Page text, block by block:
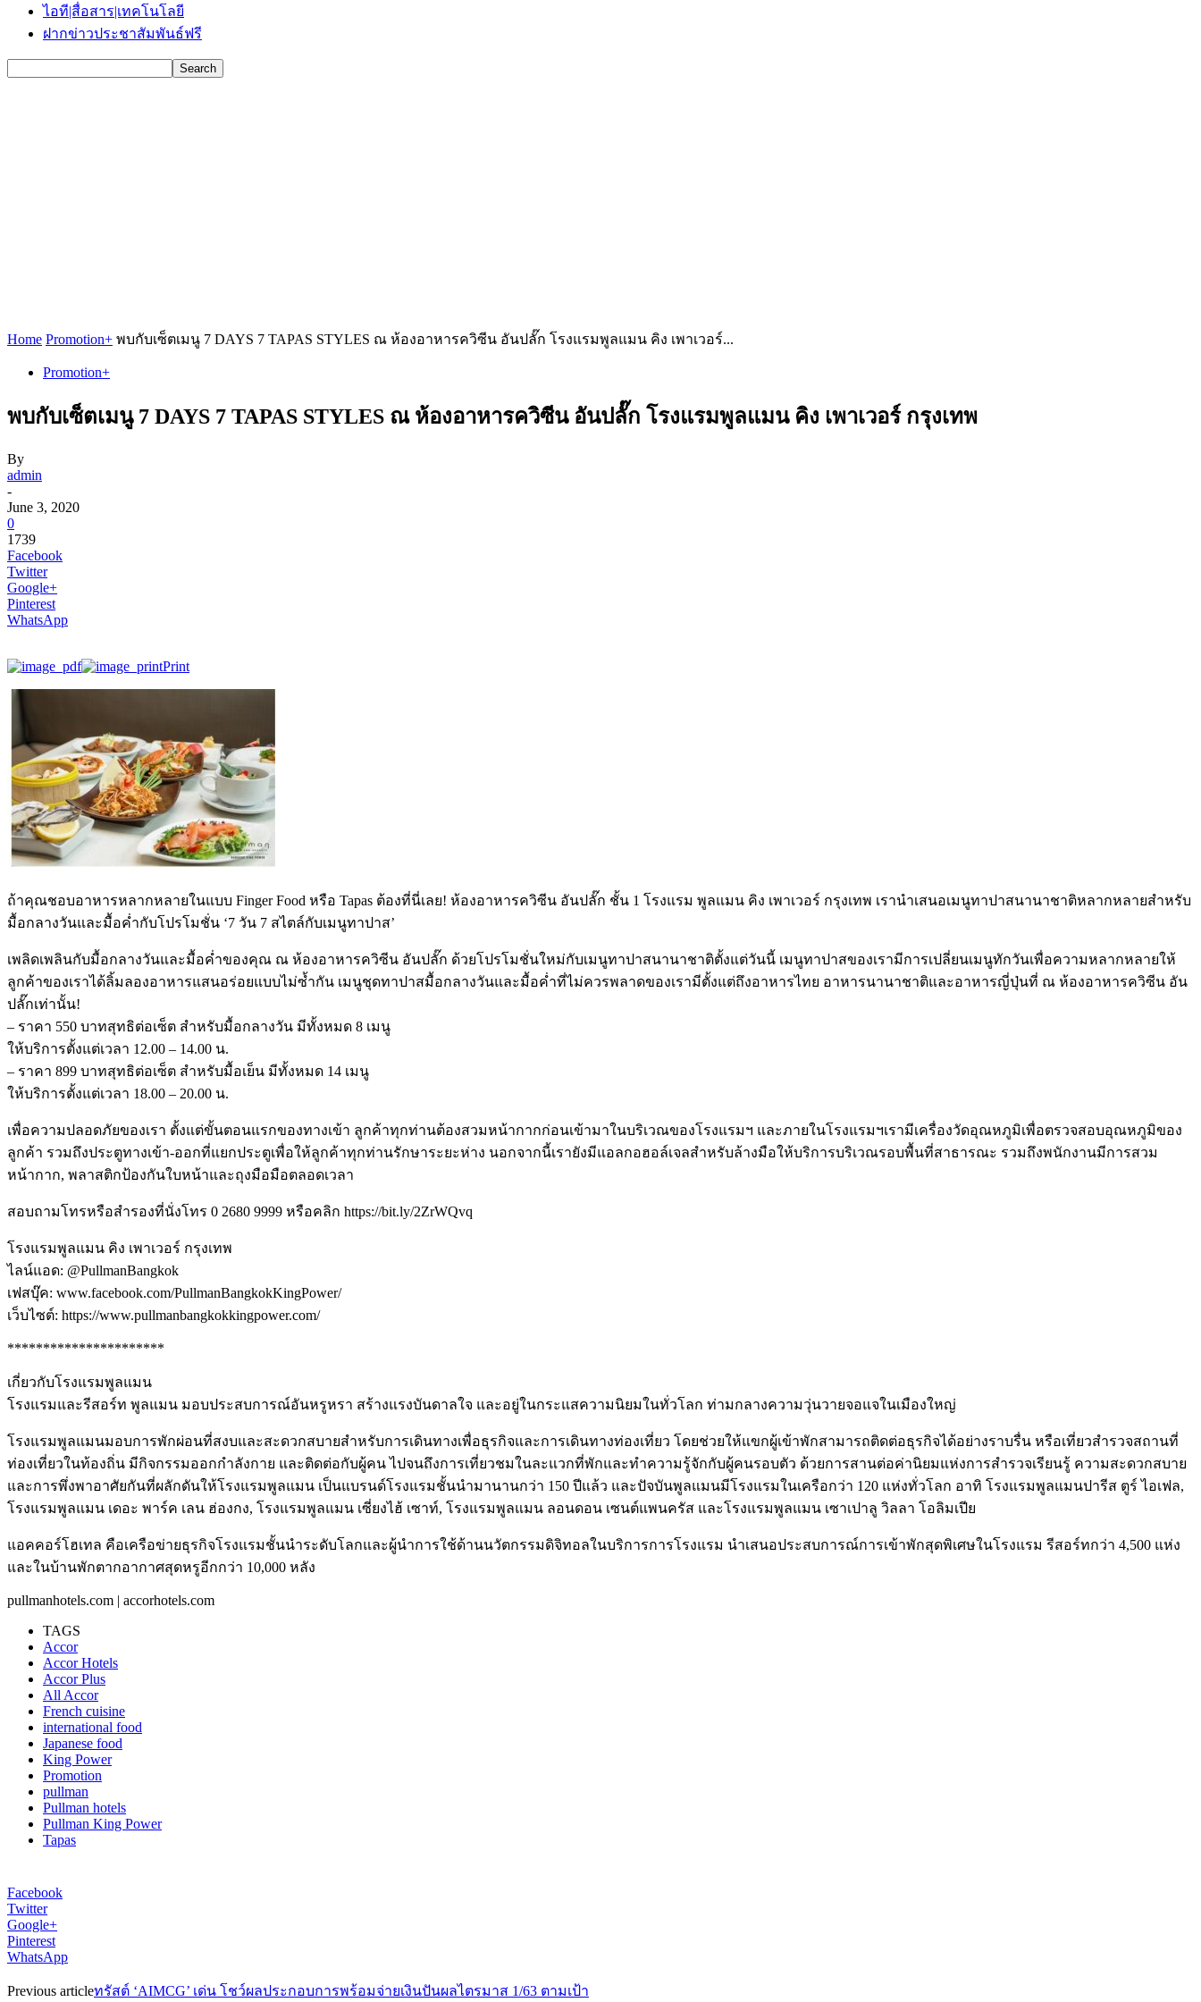
ไอที|สื่อสาร|เทคโนโลยี
ฝากข่าวประชาสัมพันธ์ฟรี
Home Promotion+ พบกับเซ็ตเมนู 7 DAYS 7 TAPAS STYLES ณ ห้องอาหารควิซีน อันปลั๊ก โรงแรมพูลแมน คิง เพาเวอร์...
Promotion+
พบกับเซ็ตเมนู 7 DAYS 7 TAPAS STYLES ณ ห้องอาหารควิซีน อันปลั๊ก โรงแรมพูลแมน คิง เพาเวอร์ กรุงเทพ
By
admin
-
June 3, 2020
0
1739
Facebook
Twitter
Google+
Pinterest
WhatsApp
Print
ถ้าคุณชอบอาหารหลากหลายในแบบ Finger Food หรือ Tapas ต้องที่นี่เลย! ห้องอาหารควิซีน อันปลั๊ก ชั้น 1 โรงแรม พูลแมน คิง เพาเวอร์ กรุงเทพ เรานำเสนอเมนูทาปาสนานาชาติหลากหลายสำหรับ
มื้อกลางวันและมื้อค่ำกับโปรโมชั่น ‘7 วัน 7 สไตล์กับเมนูทาปาส’
เพลิดเพลินกับมื้อกลางวันและมื้อค่ำของคุณ ณ ห้องอาหารควิซีน อันปลั๊ก ด้วยโปรโมชั่นใหม่กับเมนูทาปาสนานาชาติตั้งแต่วันนี้ เมนูทาปาสของเรามีการเปลี่ยนเมนูทักวันเพื่อความหลากหลายให้
ลูกค้าของเราได้ลิ้มลองอาหารแสนอร่อยแบบไม่ซ้ำกัน เมนูชุดทาปาสมื้อกลางวันและมื้อค่ำที่ไม่ควรพลาดของเรามีตั้งแต่ถึงอาหารไทย อาหารนานาชาติและอาหารญี่ปุ่นที่ ณ ห้องอาหารควิซีน อัน
ปลั๊กเท่านั้น!
– ราคา 550 บาทสุทธิต่อเซ็ต สำหรับมื้อกลางวัน มีทั้งหมด 8 เมนู
ให้บริการตั้งแต่เวลา 12.00 – 14.00 น.
– ราคา 899 บาทสุทธิต่อเซ็ต สำหรับมื้อเย็น มีทั้งหมด 14 เมนู
ให้บริการตั้งแต่เวลา 18.00 – 20.00 น.
เพื่อความปลอดภัยของเรา ตั้งแต่ขั้นตอนแรกของทางเข้า ลูกค้าทุกท่านต้องสวมหน้ากากก่อนเข้ามาในบริเวณของโรงแรมฯ และภายในโรงแรมฯเรามีเครื่องวัดอุณหภูมิเพื่อตรวจสอบอุณหภูมิของ
ลูกค้า รวมถึงประตูทางเข้า-ออกที่แยกประตูเพื่อให้ลูกค้าทุกท่านรักษาระยะห่าง นอกจากนี้เรายังมีแอลกอฮอล์เจลสำหรับล้างมือให้บริการบริเวณรอบพื้นที่สาธารณะ รวมถึงพนักงานมีการสวม
หน้ากาก, พลาสติกป้องกันใบหน้าและถุงมือมือตลอดเวลา
สอบถามโทรหรือสำรองที่นั่งโทร 0 2680 9999 หรือคลิก https://bit.ly/2ZrWQvq
โรงแรมพูลแมน คิง เพาเวอร์ กรุงเทพ
ไลน์แอด: @PullmanBangkok
เฟสบุ๊ค: www.facebook.com/PullmanBangkokKingPower/
เว็บไซต์: https://www.pullmanbangkokkingpower.com/
**********************
เกี่ยวกับโรงแรมพูลแมน
โรงแรมและรีสอร์ท พูลแมน มอบประสบการณ์อันหรูหรา สร้างแรงบันดาลใจ และอยู่ในกระแสความนิยมในทั่วโลก ท่ามกลางความวุ่นวายจอแจในเมืองใหญ่
โรงแรมพูลแมนมอบการพักผ่อนที่สงบและสะดวกสบายสำหรับการเดินทางเพื่อธุรกิจและการเดินทางท่องเที่ยว โดยช่วยให้แขกผู้เข้าพักสามารถติดต่อธุรกิจได้อย่างราบรื่น หรือเที่ยวสำรวจสถานที่
ท่องเที่ยวในท้องถิ่น มีกิจกรรมออกกำลังกาย และติดต่อกับผู้คน ไปจนถึงการเที่ยวชมในละแวกที่พักและทำความรู้จักกับผู้คนรอบตัว ด้วยการสานต่อค่านิยมแห่งการสำรวจเรียนรู้ ความสะดวกสบาย
และการพึ่งพาอาศัยกันที่ผลักดันให้โรงแรมพูลแมน เป็นแบรนด์โรงแรมชั้นนำมานานกว่า 150 ปีแล้ว และปัจบันพูลแมนมีโรงแรมในเครือกว่า 120 แห่งทั่วโลก อาทิ โรงแรมพูลแมนปารีส ตูร์ ไอเฟล,
โรงแรมพูลแมน เดอะ พาร์ค เลน ฮ่องกง, โรงแรมพูลแมน เซี่ยงไฮ้ เซาท์, โรงแรมพูลแมน ลอนดอน เซนต์แพนครัส และโรงแรมพูลแมน เซาเปาลู วิลลา โอลิมเปีย
แอคคอร์โฮเทล คือเครือข่ายธุรกิจโรงแรมชั้นนำระดับโลกและผู้นำการใช้ด้านนวัตกรรมดิจิทอลในบริการการโรงแรม นำเสนอประสบการณ์การเข้าพักสุดพิเศษในโรงแรม รีสอร์ทกว่า 4,500 แห่ง
และในบ้านพักตากอากาศสุดหรูอีกกว่า 10,000 หลัง
pullmanhotels.com | accorhotels.com
TAGS
Accor
Accor Hotels
Accor Plus
All Accor
French cuisine
international food
Japanese food
King Power
Promotion
pullman
Pullman hotels
Pullman King Power
Tapas
Facebook
Twitter
Google+
Pinterest
WhatsApp
Previous articleทรัสต์ ‘AIMCG’ เด่น โชว์ผลประกอบการพร้อมจ่ายเงินปันผลไตรมาส 1/63 ตามเป้า